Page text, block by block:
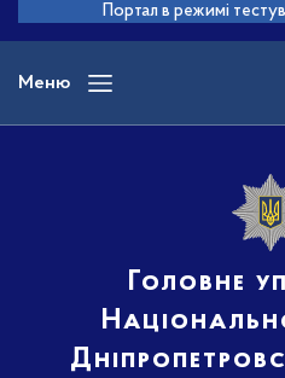
основного
вмісту
Портал в режимі
Меню
Головне